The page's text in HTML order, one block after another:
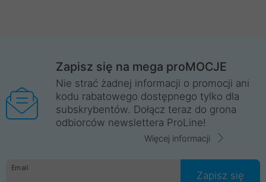
Zapisz się na mega proMOCJE
Nie strać żadnej informacji o promocji ani
kodu rabatowego dostępnego tylko dla
subskrybentów. Dołącz teraz do grona
odbiorców newslettera ProLine!
Więcej informacji
Email
Zapisz się